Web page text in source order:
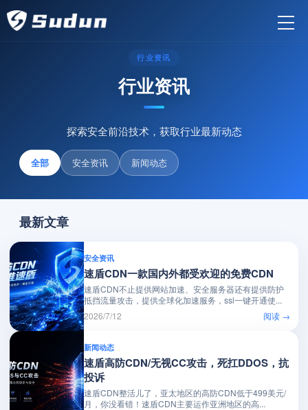
行业资讯
行业资讯
探索安全前沿技术，获取行业最新动态
全部 安全资讯 新闻动态
最新文章
安全资讯
速盾CDN一款国内外都受欢迎的免费CDN
速盾CDN不止提供网站加速、安全服务器还有提供防护
抵挡流量攻击，提供全球化加速服务，ssl一键开通使...
2026/7/12
阅读 →
新闻动态
速盾高防CDN/无视CC攻击，死扛DDOS，抗
投诉
速盾CDN整活儿了，亚太地区的高防CDN低于499美元/
月，你没看错！速盾CDN主要运作亚洲地区的高...